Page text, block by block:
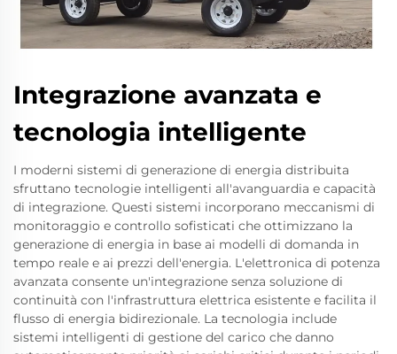
Integrazione avanzata e
tecnologia intelligente
I moderni sistemi di generazione di energia distribuita
sfruttano tecnologie intelligenti all'avanguardia e capacità
di integrazione. Questi sistemi incorporano meccanismi di
monitoraggio e controllo sofisticati che ottimizzano la
generazione di energia in base ai modelli di domanda in
tempo reale e ai prezzi dell'energia. L'elettronica di potenza
avanzata consente un'integrazione senza soluzione di
continuità con l'infrastruttura elettrica esistente e facilita il
flusso di energia bidirezionale. La tecnologia include
sistemi intelligenti di gestione del carico che danno